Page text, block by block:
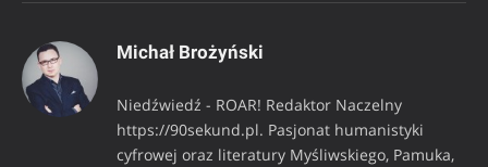
Michał Brożyński
Niedźwiedź - ROAR! Redaktor Naczelny
https://90sekund.pl. Pasjonat humanistyki
cyfrowej oraz literatury Myśliwskiego, Pamuka,